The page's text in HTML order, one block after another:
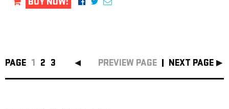
BUY NOW!
PAGE 1 2 3 PREVIEW PAGE NEXT PAGE